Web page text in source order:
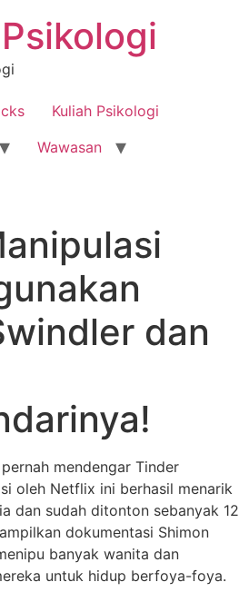
Kuliah Psikologi
Wawasan
dan
mendengar Tinder
oleh Netflix ini berhasil menarik
dan sudah ditonton sebanyak 12
dokumentasi Shimon
banyak wanita dan
untuk hidup berfoya-foya.